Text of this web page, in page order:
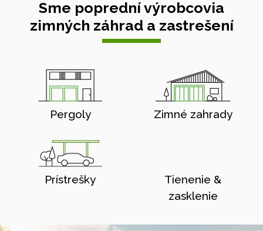
Sme poprední výrobcovia
zimných záhrad a zastrešení
Pergoly Zimné zahrady
Prístrešky
Tienenie &
zasklenie